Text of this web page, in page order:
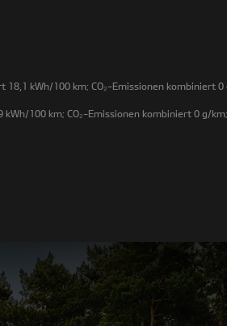
kWh/100 km; CO₂-Emissionen kombiniert 0
100 km; CO₂-Emissionen kombiniert 0 g/km;